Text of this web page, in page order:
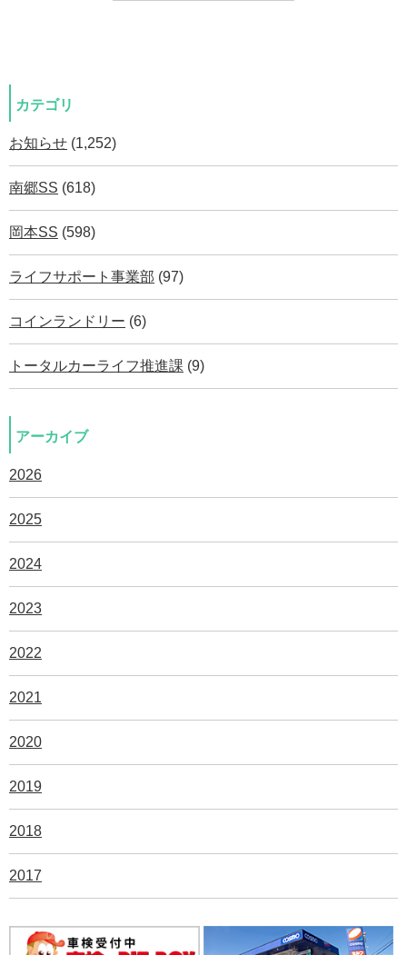
カテゴリ
お知らせ (1,252)
南郷SS (618)
岡本SS (598)
ライフサポート事業部 (97)
コインランドリー (6)
トータルカーライフ推進課 (9)
アーカイブ
2026
2025
2024
2023
2022
2021
2020
2019
2018
2017